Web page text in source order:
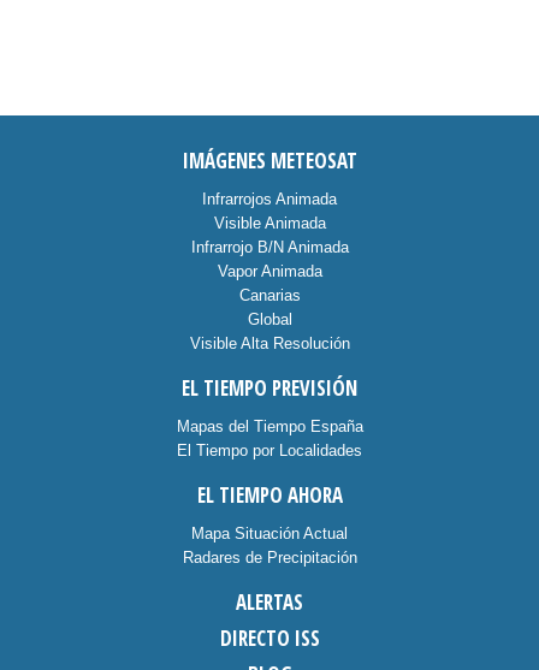
IMÁGENES METEOSAT
Infrarrojos Animada
Visible Animada
Infrarrojo B/N Animada
Vapor Animada
Canarias
Global
Visible Alta Resolución
EL TIEMPO PREVISIÓN
Mapas del Tiempo España
El Tiempo por Localidades
EL TIEMPO AHORA
Mapa Situación Actual
Radares de Precipitación
ALERTAS
DIRECTO ISS